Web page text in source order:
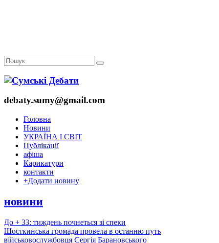
debaty.sumy@gmail.com
Головна
Новини
УКРАЇНА І СВІТ
Публікації
афіша
Карикатури
контакти
+Додати новину
новини
До + 33: тиждень почнеться зі спеки
Шосткинська громада провела в останню путь
військовослужбовця Сергія Барановського